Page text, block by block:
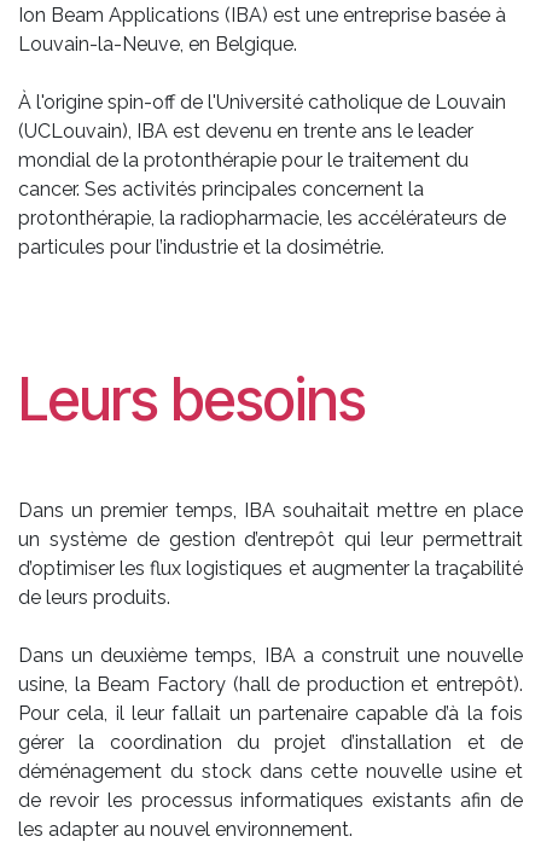
Ion Beam Applications (IBA) est une entreprise basée à
Louvain-la-Neuve, en Belgique.
À l'origine spin-off de l'Université catholique de Louvain
(UCLouvain), IBA est devenu en trente ans le leader
mondial de la protonthérapie pour le traitement du
cancer. Ses activités principales concernent la
protonthérapie, la radiopharmacie, les accélérateurs de
particules pour l’industrie et la dosimétrie.
Leurs besoins
Dans un premier temps, IBA souhaitait mettre en place
un système de gestion d’entrepôt qui leur permettrait
d’optimiser les flux logistiques et augmenter la traçabilité
de leurs produits.
Dans un deuxième temps, IBA a construit une nouvelle
usine, la Beam Factory (hall de production et entrepôt).
Pour cela, il leur fallait un partenaire capable d’à la fois
gérer la coordination du projet d’installation et de
déménagement du stock dans cette nouvelle usine et
de revoir les processus informatiques existants afin de
les adapter au nouvel environnement.